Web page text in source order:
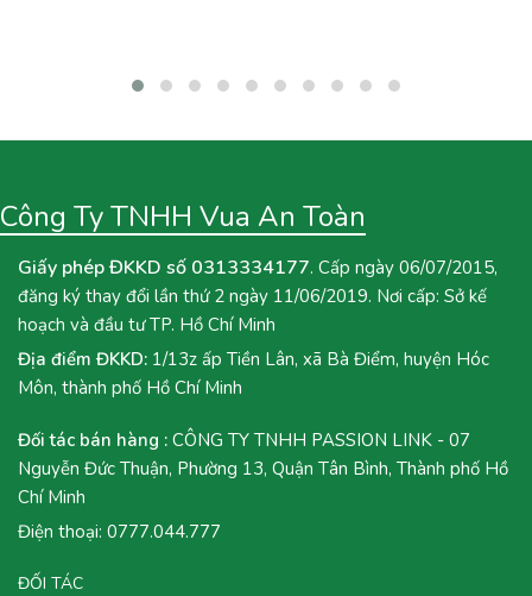
Công Ty TNHH Vua An Toàn
Giấy phép ĐKKD số 0313334177. Cấp ngày 06/07/2015,
đăng ký thay đổi lần thứ 2 ngày 11/06/2019. Nơi cấp: Sở kế
hoạch và đầu tư TP. Hồ Chí Minh
Địa điểm ĐKKD: 1/13z ấp Tiền Lân, xã Bà Điểm, huyện Hóc
Môn, thành phố Hồ Chí Minh
Đối tác bán hàng : CÔNG TY TNHH PASSION LINK - 07
Nguyễn Đức Thuận, Phường 13, Quận Tân Bình, Thành phố Hồ
Chí Minh
Điện thoại: 0777.044.777
ĐỐI TÁC